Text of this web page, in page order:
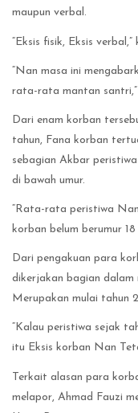
maupun verbal.
“Eksis fisik, Eksis
“Nan masa ini
rata-rata mantan santri,”
Dari enam korban
tahun, Fana korban
sebagian Akbar
di bawah umur.
“Rata-rata peristiwa
korban belum berumur
Dari pengakuan para
dikerjakan bagian
Merupakan mulai tahun
“Kalau peristiwa sejak
itu Eksis korban Nan
Terkait alasan para
melapor, Ahmad Fauzi